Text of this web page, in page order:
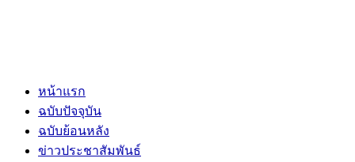
หน้าแรก
ฉบับปัจจุบัน
ฉบับย้อนหลัง
ข่าวประชาสัมพันธ์